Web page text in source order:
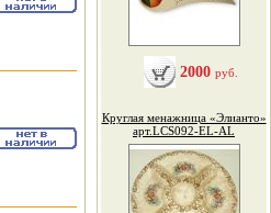
2000 руб.
Круглая менажница «Элианто»
арт.LCS092-EL-AL